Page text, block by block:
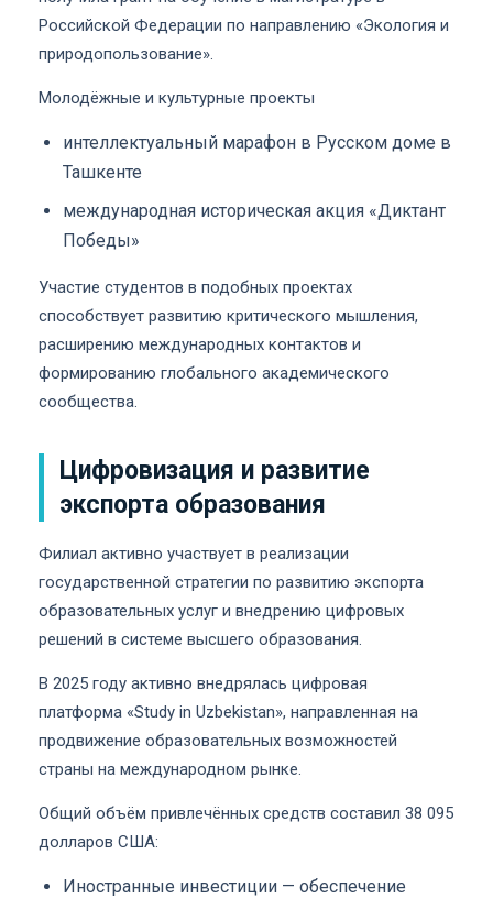
Российской Федерации по направлению «Экология и
природопользование».
Молодёжные и культурные проекты
интеллектуальный марафон в Русском доме в
Ташкенте
международная историческая акция «Диктант
Победы»
Участие студентов в подобных проектах
способствует развитию критического мышления,
расширению международных контактов и
формированию глобального академического
сообщества.
Цифровизация и развитие
экспорта образования
Филиал активно участвует в реализации
государственной стратегии по развитию экспорта
образовательных услуг и внедрению цифровых
решений в системе высшего образования.
В 2025 году активно внедрялась цифровая
платформа «Study in Uzbekistan», направленная на
продвижение образовательных возможностей
страны на международном рынке.
Общий объём привлечённых средств составил 38 095
долларов США:
Иностранные инвестиции — обеспечение